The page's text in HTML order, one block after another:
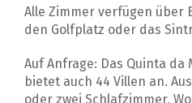
Alle Zimmer verfügen über
den Golfplatz oder das
Auf Anfrage: Das Quinta da
bietet auch 44 Villen an.
oder zwei Schlafzimmer,